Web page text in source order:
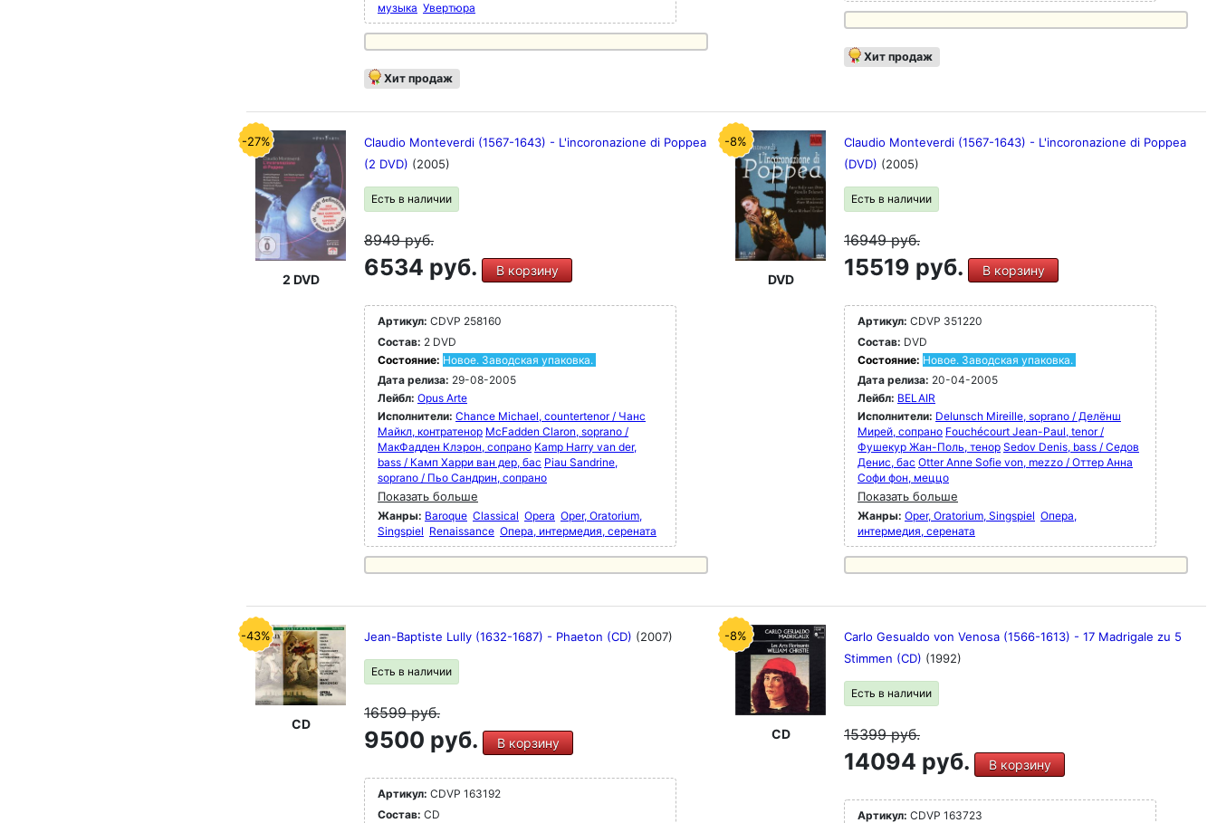
музыка Увертюра
Хит продаж
Хит продаж
-27%
2 DVD
Claudio Monteverdi (1567-1643) - L'incoronazione di Poppea
(2 DVD) (2005)
Есть в наличии
8949руб.
6534 руб. В корзину
Артикул: CDVP 258160
Состав: 2 DVD
Состояние: Новое. Заводская упаковка.
Дата релиза: 29-08-2005
Лейбл: Opus Arte
Исполнители: Chance Michael, countertenor / Чанс
Майкл, контратенор McFadden Claron, soprano /
МакФадден Клэрон, сопрано Kamp Harry van der,
bass / Камп Харри ван дер, бас Piau Sandrine,
soprano / Пьо Сандрин, сопрано
Показать больше
Жанры: Baroque Classical Opera Oper, Oratorium,
Singspiel Renaissance Опера, интермедия, серената
-8%
DVD
Claudio Monteverdi (1567-1643) - L'incoronazione di Poppea
(DVD) (2005)
Есть в наличии
16949руб.
15519 руб. В корзину
Артикул: CDVP 351220
Состав: DVD
Состояние: Новое. Заводская упаковка.
Дата релиза: 20-04-2005
Лейбл: BELAIR
Исполнители: Delunsch Mireille, soprano / Делёнш
Мирей, сопрано Fouchécourt Jean-Paul, tenor /
Фушекур Жан-Поль, тенор Sedov Denis, bass / Седов
Денис, бас Otter Anne Sofie von, mezzo / Оттер Анна
Софи фон, меццо
Показать больше
Жанры: Oper, Oratorium, Singspiel Опера,
интермедия, серената
-43%
CD
Jean-Baptiste Lully (1632-1687) - Phaeton (CD) (2007)
Есть в наличии
16599руб.
9500 руб. В корзину
Артикул: CDVP 163192
Состав: CD
-8%
CD
Carlo Gesualdo von Venosa (1566-1613) - 17 Madrigale zu 5
Stimmen (CD) (1992)
Есть в наличии
15399руб.
14094 руб. В корзину
Артикул: CDVP 163723